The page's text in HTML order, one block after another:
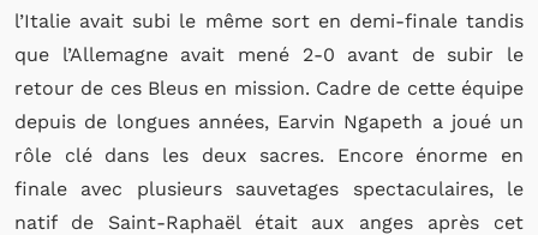
l’Italie avait subi le même sort en demi-finale tandis
que l’Allemagne avait mené 2-0 avant de subir le
retour de ces Bleus en mission. Cadre de cette équipe
depuis de longues années, Earvin Ngapeth a joué un
rôle clé dans les deux sacres. Encore énorme en
finale avec plusieurs sauvetages spectaculaires, le
natif de Saint-Raphaël était aux anges après cet